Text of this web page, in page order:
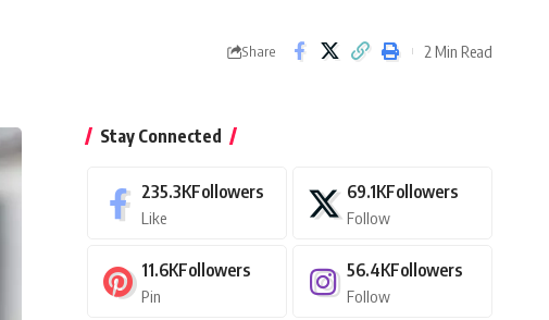
Share 2 Min Read
Stay Connected
235.3KFollowers
Like
69.1KFollowers
Follow
11.6KFollowers
Pin
56.4KFollowers
Follow